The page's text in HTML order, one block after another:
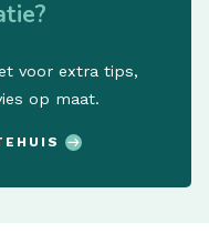
voor extra tips,
op maat.